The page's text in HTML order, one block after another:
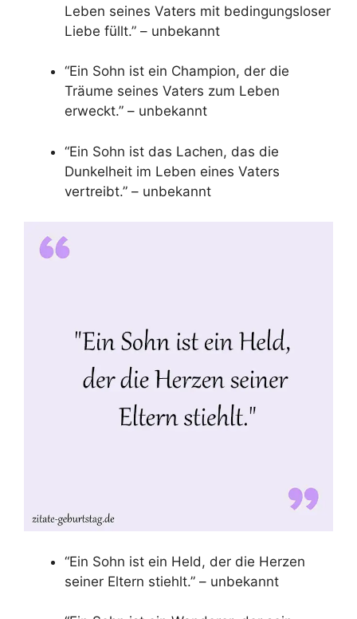
Leben seines Vaters mit bedingungsloser
Liebe füllt.” – unbekannt
“Ein Sohn ist ein Champion, der die
Träume seines Vaters zum Leben
erweckt.” – unbekannt
“Ein Sohn ist das Lachen, das die
Dunkelheit im Leben eines Vaters
vertreibt.” – unbekannt
“Ein Sohn ist ein Held, der die Herzen
seiner Eltern stiehlt.” – unbekannt